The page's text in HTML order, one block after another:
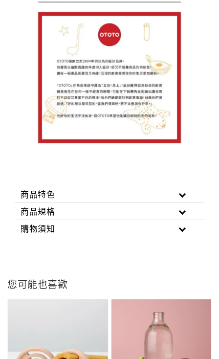
商品特色
商品規格
購物須知
您可能也喜歡